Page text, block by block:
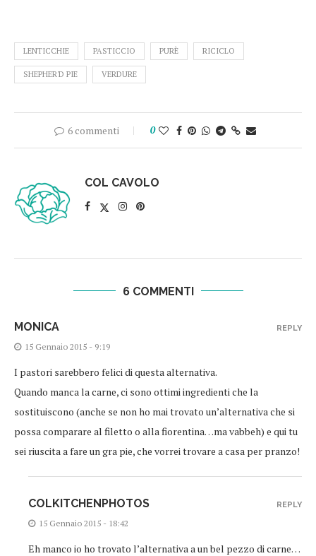
LENTICCHIE PASTICCIO PURÈ RICICLO
SHEPHER'D PIE VERDURE
6 commenti 0
COL CAVOLO
6 COMMENTI
MONICA
15 Gennaio 2015 - 9:19
I pastori sarebbero felici di questa alternativa.
Quando manca la carne, ci sono ottimi ingredienti che la
sostituiscono (anche se non ho mai trovato un’alternativa che si
possa comparare al filetto o alla fiorentina…ma vabbeh) e qui tu
sei riuscita a fare un gra pie, che vorrei trovare a casa per pranzo!
REPLY
COLKITCHENPHOTOS
15 Gennaio 2015 - 18:42
Eh manco io ho trovato l’alternativa a un bel pezzo di carne…
REPLY